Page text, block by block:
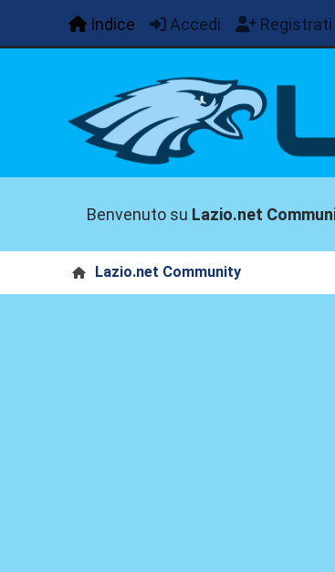
Indice Accedi Registrati
Benvenuto su Lazio.net
Lazio.net Community